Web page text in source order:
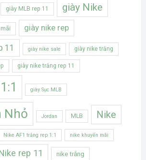
giày MLB rep 11 giày Nike
giày nike rep
11 giày nike sale giày nike trắng
giày nike trắng rep 11
giày Sục MLB
Nhỏ Jordan MLB Nike
Nike AF1 trắng rep 1:1 nike khuyến mãi
rep 11 nike trắng